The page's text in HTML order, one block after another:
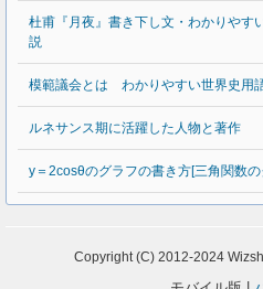
杜甫『月夜』書き下し文・わかりやす
説
模範議会とは わかりやすい世界史用
ルネサンス期に活躍した人物と著作
y＝2cosθのグラフの書き方[三角関数の
Copyright (C) 2012-2024